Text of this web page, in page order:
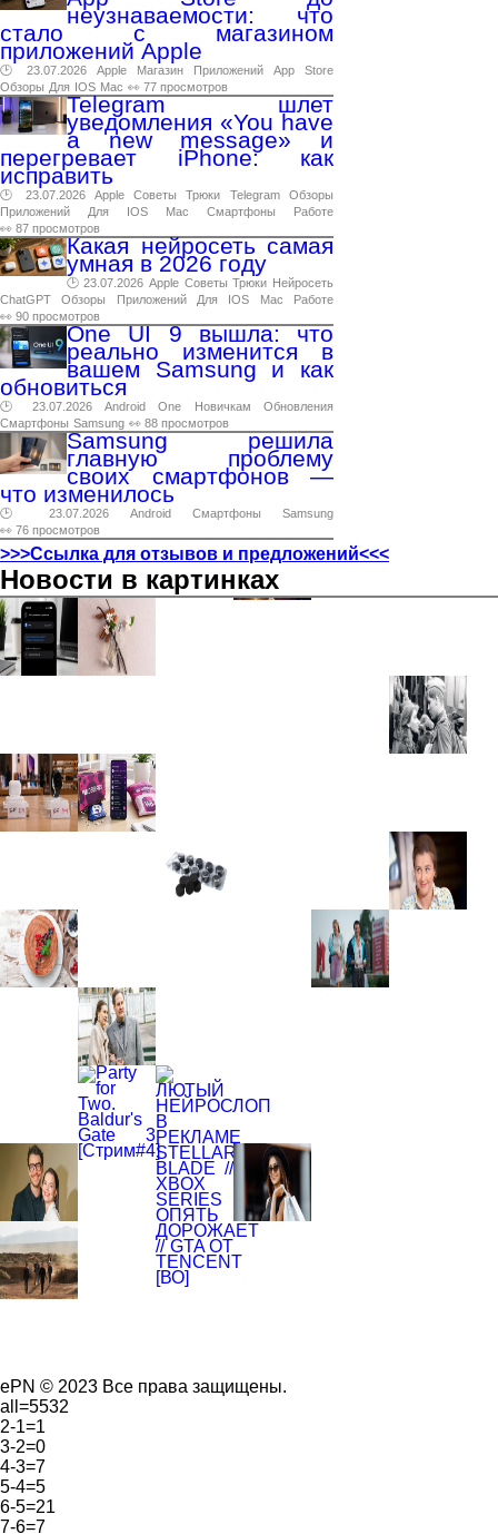
неузнаваемости: что
стало с магазином
приложений Apple
🕑 23.07.2026 Apple Магазин Приложений App
Store
Обзоры Для IOS Mac 👀 77 просмотров
Telegram шлет
уведомления «You have
a new message» и
перегревает iPhone: как
исправить
🕑 23.07.2026 Apple Советы Трюки Telegram
Обзоры
Приложений
Для IOS Mac Смартфоны
Работе
👀 87 просмотров
Какая нейросеть самая
умная в 2026 году
🕑 23.07.2026 Apple Советы Трюки Нейросеть
ChatGPT
Обзоры Приложений Для IOS Mac
Работе
👀 90 просмотров
One UI 9 вышла: что
реально изменится в
вашем Samsung и как
обновиться
🕑 23.07.2026 Android One Новичкам
Обновления
Смартфоны Samsung 👀 88 просмотров
Samsung решила
главную проблему
своих смартфонов —
что изменилось
🕑 23.07.2026 Android Смартфоны
Samsung
👀 76 просмотров
>>>Ссылка для отзывов и предложений<<<
Новости в картинках
ePN © 2023 Все права защищены.
all=5532
2-1=1
3-2=0
4-3=7
5-4=5
6-5=21
7-6=7